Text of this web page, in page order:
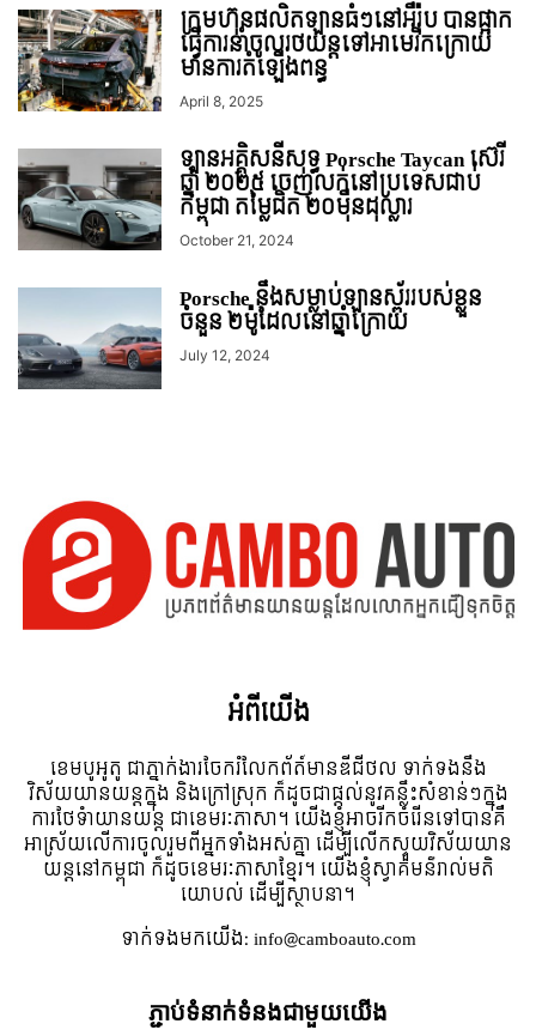
ក្រុមហ៊ុនផលិតឡានធំៗនៅអឺរ៉ុប បានផ្អាក
ធ្វើការនាំចូលរថយន្ដទៅអាមេរិកក្រោយ
មានការតំឡើងពន្ធ
April 8, 2025
ឡានអគ្គិសនីសុទ្ធ Porsche Taycan ស៊េរី
ឆ្នាំ ២០២៥ ចេញលក់នៅប្រទេសជាប់
កម្ពុជា តម្លៃជិត ២០មុឺនដុល្លារ
October 21, 2024
Porsche នឹងសម្លាប់ឡានស្ព័ររបស់ខ្លួន
ចំនួន ២ម៉ូដែលនៅឆ្នាំក្រោយ
July 12, 2024
អំពី​យើង
ខេមបូអូតូ ជាភ្នាក់ងារចែករំលែកព័ត៍មានឌីជីថល ទាក់ទងនឹង
វិស័យយានយន្តក្នុង និងក្រៅស្រុក ក៏ដូចជាផ្តល់នូវគន្លឹះសំខាន់ៗក្នុង
ការថែទំាយានយន្ត ជាខេមរៈភាសា។ យើងខ្ញុំអាចរីកចំរើនទៅបានគឺ
អាស្រ័យលើការចូលរួមពីអ្នកទាំងអស់គ្នា ដើម្បីលើកស្ទួយវិស័យយាន
យន្តនៅកម្ពុជា ក៏ដូចខេមរៈភាសាខ្មែរ។ យើងខ្ញុំស្វាគមន៌រាល់មតិ
យោបល់ ដើម្បីស្ថាបនា។
ទាក់ទង​មក​យើង:info@camboauto.com
ភ្ជាប់ទំនាក់ទំនងជាមួយយើង